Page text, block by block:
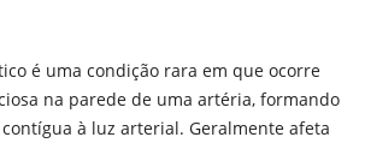
é uma condição rara em que ocorre
na parede de uma artéria, formando
à luz arterial. Geralmente afeta